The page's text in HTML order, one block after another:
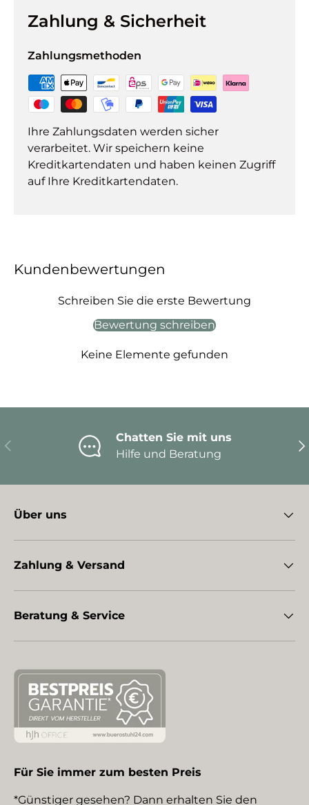
Zahlung & Sicherheit
Zahlungsmethoden
Ihre Zahlungsdaten werden sicher
verarbeitet. Wir speichern keine
Kreditkartendaten und haben keinen Zugriff
auf Ihre Kreditkartendaten.
Kundenbewertungen
Schreiben Sie die erste Bewertung
Bewertung schreiben
Keine Elemente gefunden
Vorherige
Chatten Sie mit uns
Hilfe und Beratung
Über uns
Zahlung & Versand
Beratung & Service
Für Sie immer zum besten Preis
*Günstiger gesehen? Dann erhalten Sie den